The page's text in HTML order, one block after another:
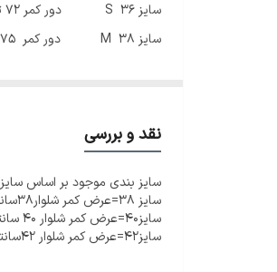
سایز 36 S دور کمر 72 تا 74 وزن 45 تا 50
سایز 38 M دور کمر 75 تا 78 وزن 50 تا 55
نقد و بررسی
سایز بندی موجود بر اساس
سایز ۳۸=عرض کمر شلوار۳۸سانتی متر
سایز۴۰=عرض کمر شلوار ۴۰ سانتی متر
سایز۴۲=عرض کمر شلوار ۴۲سانتی متر